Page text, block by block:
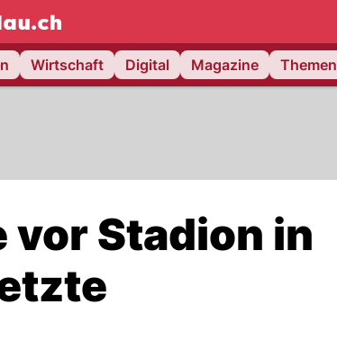
NAU.ch
Wirtschaft Digital Magazine Themen
vor Stadion in